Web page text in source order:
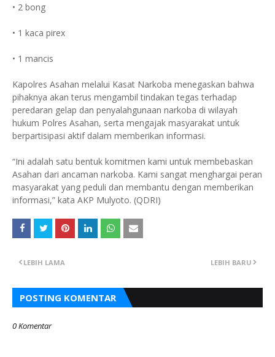
• 2 bong
• 1 kaca pirex
• 1 mancis
Kapolres Asahan melalui Kasat Narkoba menegaskan bahwa
pihaknya akan terus mengambil tindakan tegas terhadap
peredaran gelap dan penyalahgunaan narkoba di wilayah
hukum Polres Asahan, serta mengajak masyarakat untuk
berpartisipasi aktif dalam memberikan informasi.
“Ini adalah satu bentuk komitmen kami untuk membebaskan
Asahan dari ancaman narkoba. Kami sangat menghargai peran
masyarakat yang peduli dan membantu dengan memberikan
informasi,” kata AKP Mulyoto. (QDRI)
LEBIH BARU
LEBIH LAMA
POSTING KOMENTAR
0 Komentar